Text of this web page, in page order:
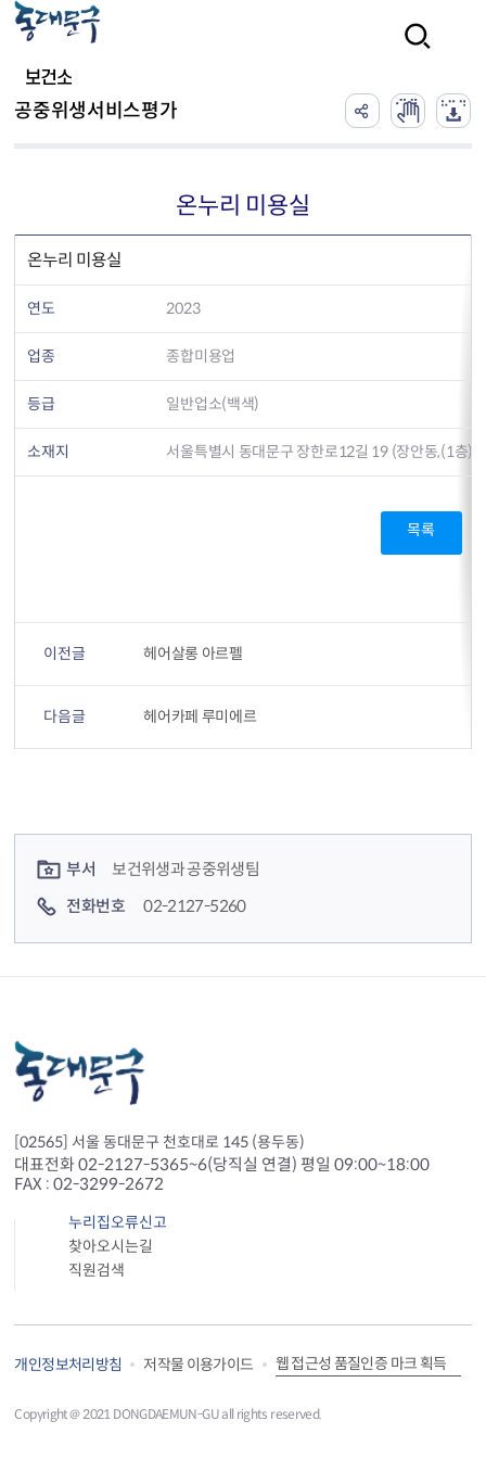
보건소
공중위생서비스평가
온누리 미용실
온누리 미용실
연도 2023
업종 종합미용업
등급 일반업소(백색)
소재지 서울특별시 동대문구 장한로12길 19 (장안동,(1층))
목록
이전글 헤어살롱 아르펠
다음글 헤어카페 루미에르
부서
보건위생과 공중위생팀
전화번호
02-2127-5260
[02565] 서울 동대문구 천호대로 145 (용두동)
대표전화 02-2127-5365~6(당직실 연결) 평일 09:00~18:00
FAX : 02-3299-2672
누리집오류신고
찾아오시는길
직원검색
개인정보처리방침 저작물 이용가이드 웹 접근성 품질인증 마크 획득
Copyright＠ 2021 DONGDAEMUN-GU all rights reserved.